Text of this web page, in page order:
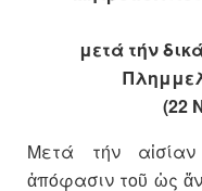
μετά τήν
(22
Μετά τήν αἰσίαν
ἀπόφασιν τοῦ ὡς